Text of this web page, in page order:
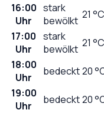
16:00
Uhr
stark
bewölkt 21 °C
17:00
Uhr
stark
bewölkt 21 °C
18:00
Uhr
bedeckt20
19:00
Uhr
bedeckt20